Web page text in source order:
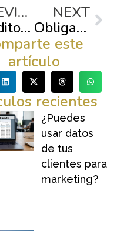
PREVIOUS
Auditoría laboral interna: Revisión de contratos y cumplimiento ante reformas laborales.
NEXT
Obligaciones fiscales en México: pierde el miedo a la formalidad y protege tu negocio.
Next
este
artículo
recientes
¿Puedes
usar datos
de tus
clientes para
marketing?